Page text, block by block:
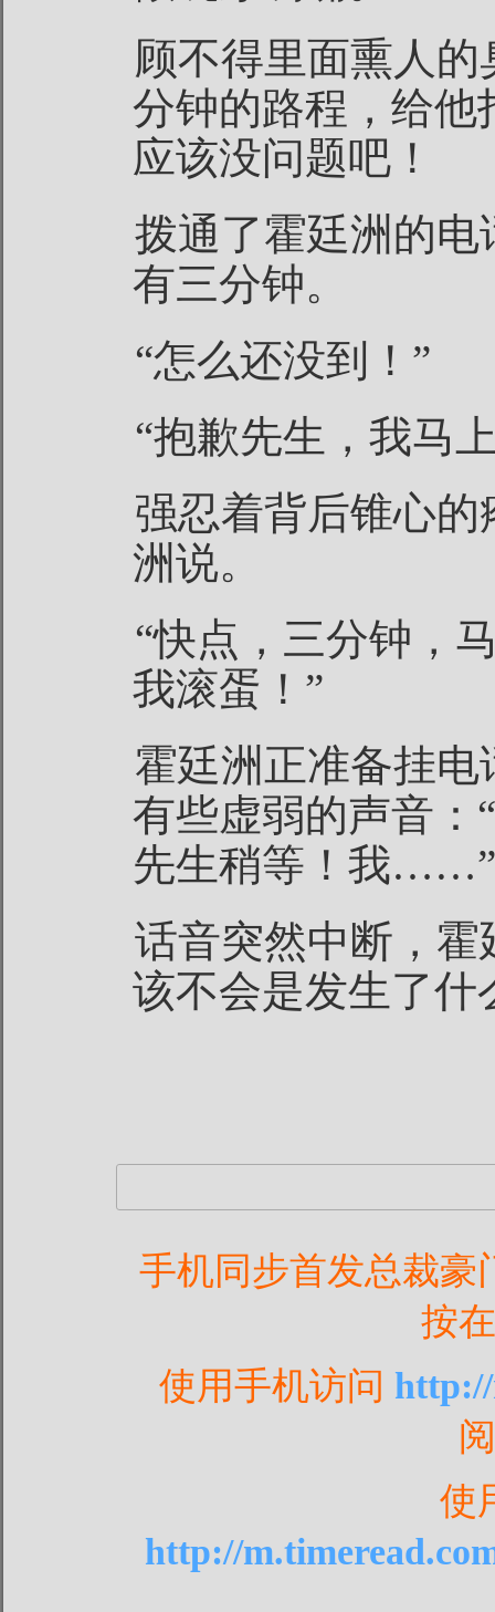
顾不得里面熏人
分钟的路程，给他
应该没问题吧！
拨通了霍廷洲的
有三分钟。
“怎么还没到！”
“抱歉先生，我马
强忍着背后锥心
洲说。
“快点，三分钟，
我滚蛋！”
霍廷洲正准备挂
有些虚弱的声音：
先生稍等！我……”
话音突然中断，
该不会是发生了什
手机同步首发总裁豪
按
使用手机访问
使
http://